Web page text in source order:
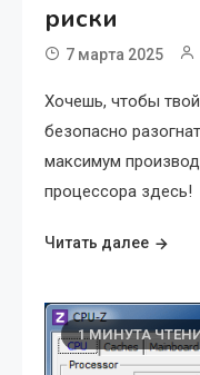
риски
7 марта 2025
Хочешь, чтобы
безопасно
максимум
процессора здесь!
Читать далее
1 МИНУТА